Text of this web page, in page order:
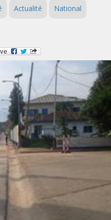
Actualité National